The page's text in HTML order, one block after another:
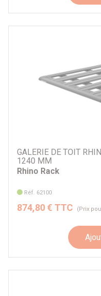
GALERIE DE TOIT
1240 MM
Rhino Rack
Réf. 62100
874,80 € TTC (Prix